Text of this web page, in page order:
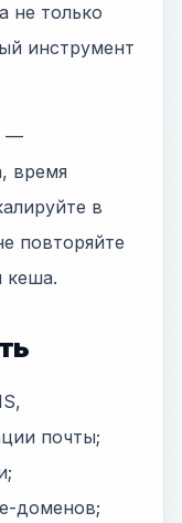
не только
инструмент
—
время
в
повторяйте
кеша.
почты;
доменов;